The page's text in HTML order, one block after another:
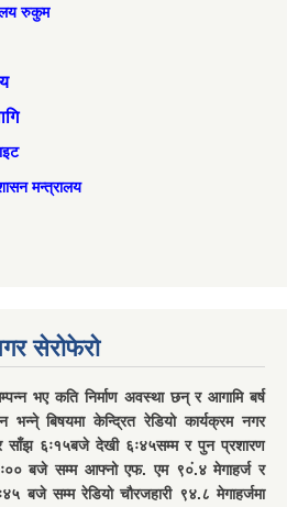
रुकुम
मन्त्रालय
सेरोफेरो
भए कति निर्माण अवस्था छन् र आगामि बर्ष
बिषयमा केन्द्रित रेडियो कार्यक्रम नगर
साँझ ६ः१५बजे देखी ६ः४५सम्म र पुन प्रशारण
बजे सम्म आफ्नो एफ. एम ९०ं.४ मेगाहर्ज र
बजे सम्म रेडियो चौरजहारी ९४.८ मेगाहर्जमा